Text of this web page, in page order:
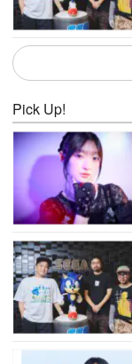
Pick Up!